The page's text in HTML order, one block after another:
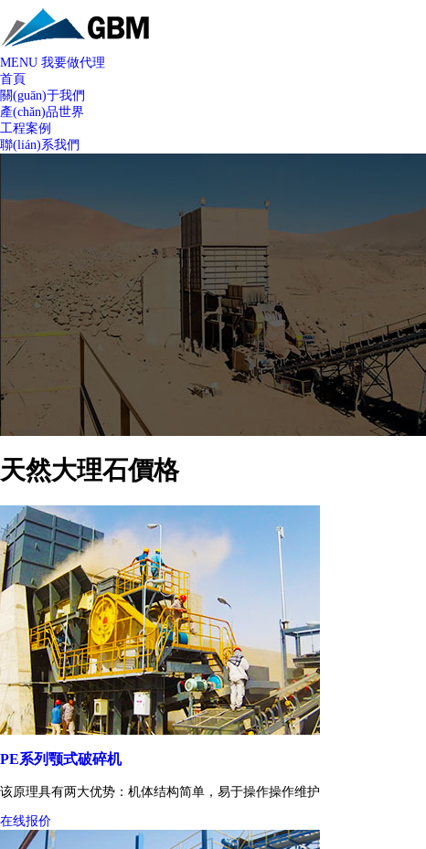
MENU 我要做代理
首頁
關(guān)于我們
產(chǎn)品世界
工程案例
聯(lián)系我們
天然大理石價格
PE系列颚式破碎机
该原理具有两大优势：机体结构简单，易于操作操作维护
在线报价